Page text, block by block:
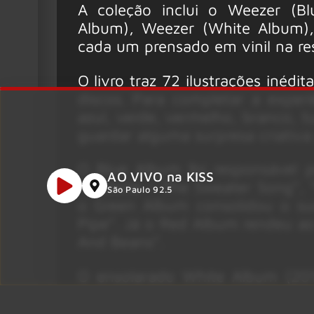
A coleção inclui o Weezer
Album), Weezer (White
cada um prensado em vinil na
O livro traz 72 ilustrações
O Blue Album foi responsável
“Undone – The Sweater Song”,
AO VIVO na KISS
São Paulo 92.5